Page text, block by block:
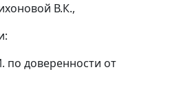
В.К.,
по доверенности от